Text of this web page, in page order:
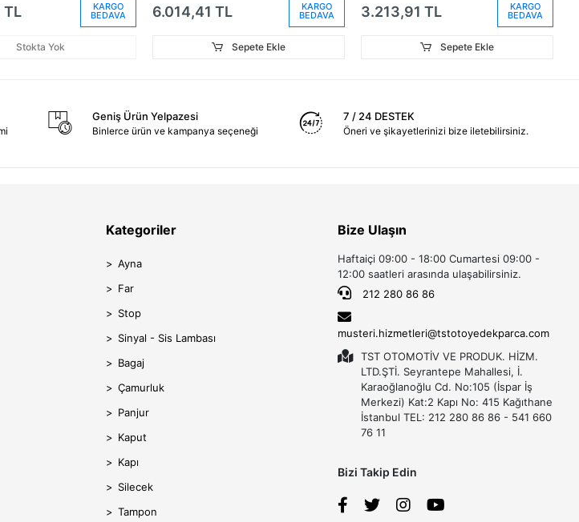
TL KARGO
BEDAVA
Stokta Yok
6.014,41 TL KARGO
BEDAVA
Sepete Ekle
3.213,91 TL KARGO
BEDAVA
Sepete Ekle
Geniş Ürün Yelpazesi
Binlerce ürün ve kampanya seçeneği
7 / 24 DESTEK
Öneri ve şikayetlerinizi bize iletebilirsiniz.
Kategoriler
Ayna
Far
Stop
Sinyal - Sis Lambası
Bagaj
Çamurluk
Panjur
Kaput
Kapı
Silecek
Tampon
Bize Ulaşın
Haftaiçi 09:00 - 18:00 Cumartesi 09:00 -
12:00 saatleri arasında ulaşabilirsiniz.
212 280 86 86
musteri.hizmetleri@tstotoyedekparca.com
TST OTOMOTİV VE PRODUK. HİZM.
LTD.ŞTİ. Seyrantepe Mahallesi, İ.
Karaoğlanoğlu Cd. No:105 (İspar İş
Merkezi) Kat:2 Kapı No: 415 Kağıthane
İstanbul TEL: 212 280 86 86 - 541 660
76 11
Bizi Takip Edin